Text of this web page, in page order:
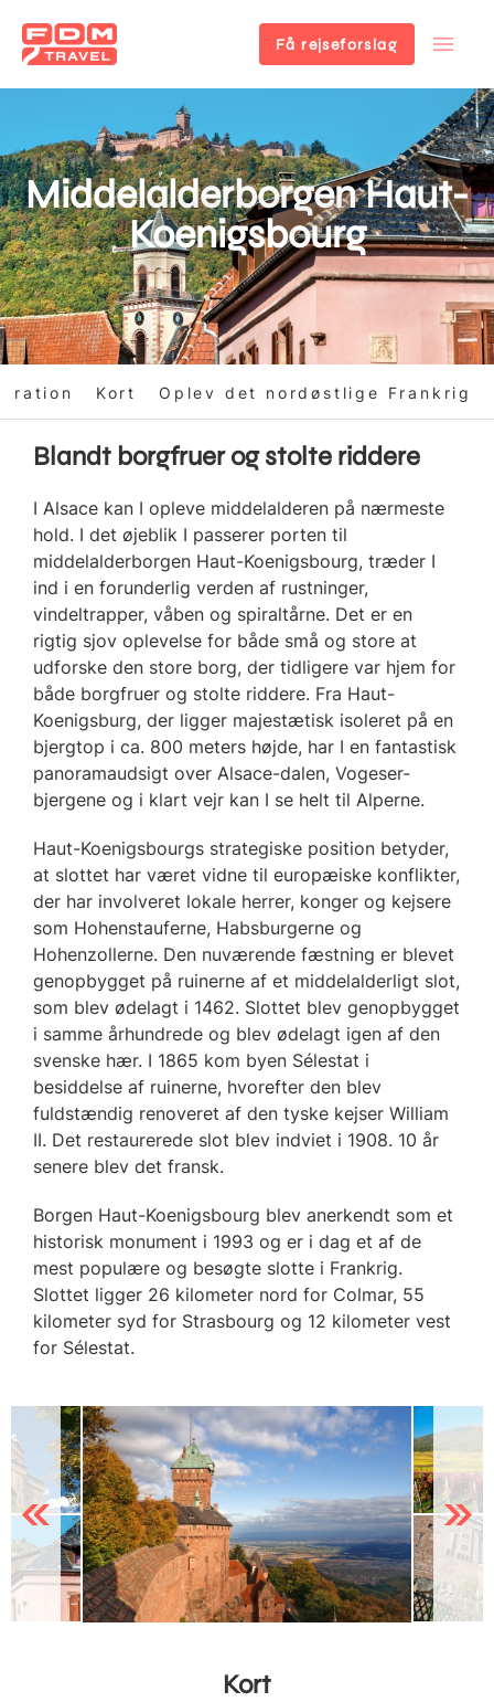
hovedindhold
Få rejseforslag
Middelalderborgen Haut-
Koenigsbourg
Kort Oplev det nordøstlige Frankrig
Blandt borgfruer og stolte riddere
I Alsace kan I opleve middelalderen på nærmeste
hold. I det øjeblik I passerer porten til
middelalderborgen Haut-Koenigsbourg, træder I
ind i en forunderlig verden af rustninger,
vindeltrapper, våben og spiraltårne. Det er en
rigtig sjov oplevelse for både små og store at
udforske den store borg, der tidligere var hjem for
både borgfruer og stolte riddere. Fra Haut-
Koenigsburg, der ligger majestætisk isoleret på en
bjergtop i ca. 800 meters højde, har I en fantastisk
panoramaudsigt over Alsace-dalen, Vogeser-
bjergene og i klart vejr kan I se helt til Alperne.
Haut-Koenigsbourgs strategiske position betyder,
at slottet har været vidne til europæiske konflikter,
der har involveret lokale herrer, konger og kejsere
som Hohenstauferne, Habsburgerne og
Hohenzollerne. Den nuværende fæstning er blevet
genopbygget på ruinerne af et middelalderligt slot,
som blev ødelagt i 1462. Slottet blev genopbygget
i samme århundrede og blev ødelagt igen af den
svenske hær. I 1865 kom byen Sélestat i
besiddelse af ruinerne, hvorefter den blev
fuldstændig renoveret af den tyske kejser William
II. Det restaurerede slot blev indviet i 1908. 10 år
senere blev det fransk.
Borgen Haut-Koenigsbourg blev anerkendt som et
historisk monument i 1993 og er i dag et af de
mest populære og besøgte slotte i Frankrig.
Slottet ligger 26 kilometer nord for Colmar, 55
kilometer syd for Strasbourg og 12 kilometer vest
for Sélestat.
Previous Next
Kort